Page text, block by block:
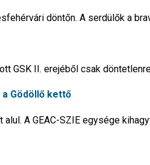
döntőn. A serdülők a
GSK II. erejéből csak
Gödöllő kettő
A GEAC-SZIE egysége